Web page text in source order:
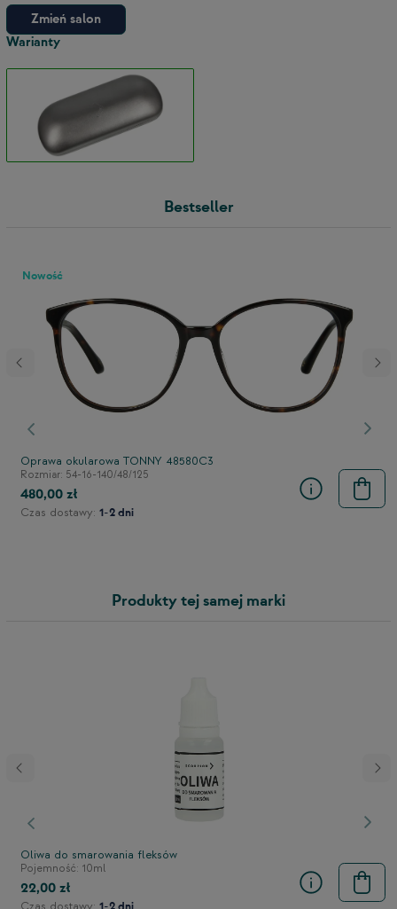
Zmień salon
Warianty
Bestseller
Poprzedni
Nowość
Oprawa okularowa TONNY 48580C3
Rozmiar: 54-16-140/48/125
480,00 zł
Czas dostawy: 1-2 dni
Produkty tej samej marki
Poprzedni
Oliwa do smarowania fleksów
Pojemność: 10ml
22,00 zł
1-2 dni